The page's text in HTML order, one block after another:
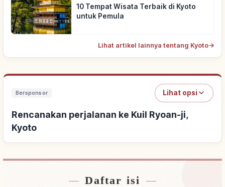
10 Tempat Wisata Terbaik di Kyoto
untuk Pemula
Lihat artikel lainnya tentang Kyoto→
Bersponsor Lihat opsi
Rencanakan perjalanan ke Kuil Ryoan-ji,
Kyoto
Cari penginapan dekat Kuil Ryoan-ji, Kyoto
Daftar isi